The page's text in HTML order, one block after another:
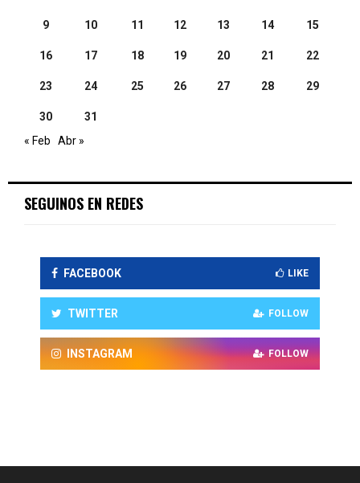
9 10 11 12 13 14 15
16 17 18 19 20 21 22
23 24 25 26 27 28 29
30
31
« Feb
Abr »
SEGUINOS EN REDES
FACEBOOK LIKE
TWITTER FOLLOW
INSTAGRAM FOLLOW